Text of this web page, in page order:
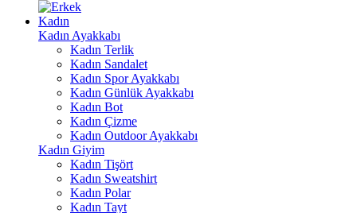
Kadın
Kadın Ayakkabı
Kadın Terlik
Kadın Sandalet
Kadın Spor Ayakkabı
Kadın Günlük Ayakkabı
Kadın Bot
Kadın Çizme
Kadın Outdoor Ayakkabı
Kadın Giyim
Kadın Tişört
Kadın Sweatshirt
Kadın Polar
Kadın Tayt